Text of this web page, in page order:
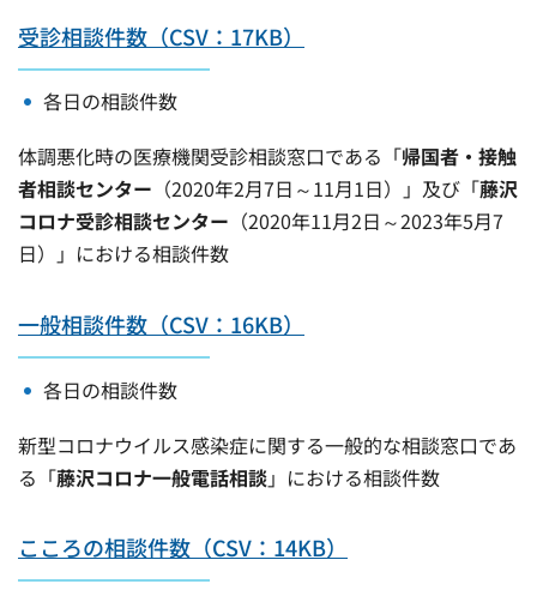
受診相談件数（CSV：17KB）
各日の相談件数
体調悪化時の医療機関受診相談窓口である「帰国者・接触
者相談センター （2020年2月7日～11月1日）」及び「藤沢
コロナ受診相談センター （2020年11月2日～2023年5月7
日）」における相談件数
一般相談件数（CSV：16KB）
各日の相談件数
新型コロナウイルス感染症に関する一般的な相談窓口であ
る「藤沢コロナ一般電話相談」における相談件数
こころの相談件数（CSV：14KB）